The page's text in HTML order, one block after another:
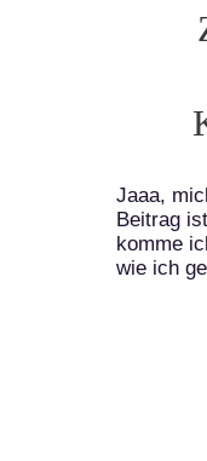
Jaaa,
Beitrag
komme
wie ich